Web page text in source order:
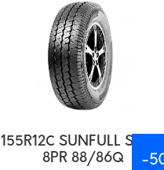
155R12C SUNFULL SF-
8PR 88/86Q
-